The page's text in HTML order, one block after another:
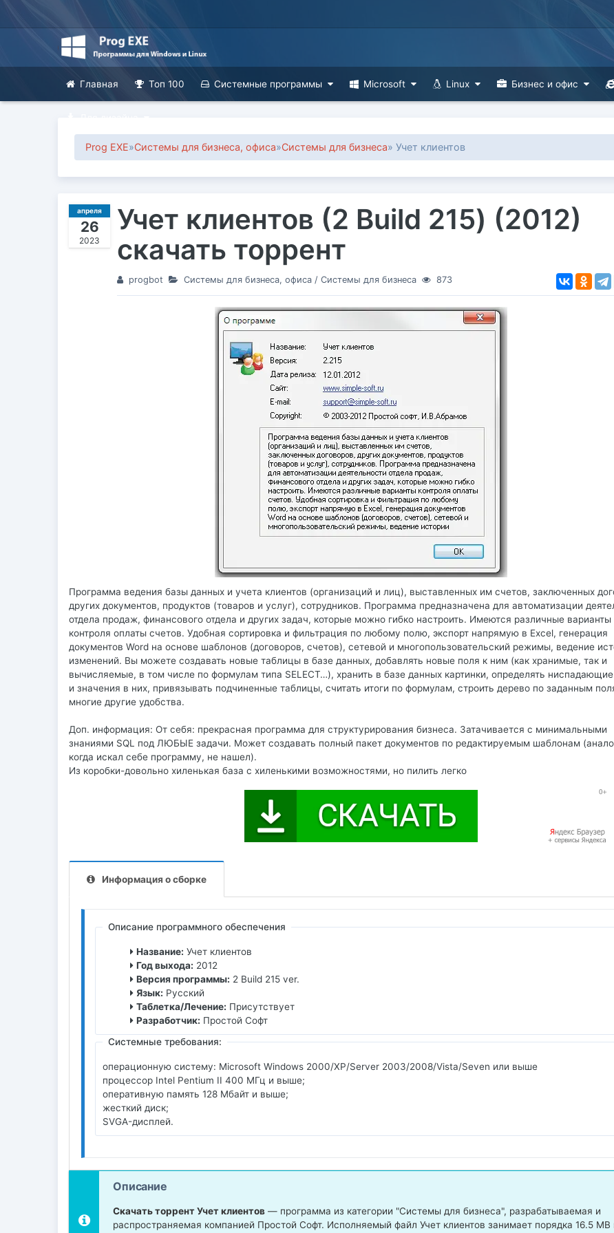
Главная Топ 100 Системные программы Microsoft Linux Бизнес и офис
Prog EXE»Системы для бизнеса, офиса»Системы для бизнеса» Учет клиентов
апреля
26
2023
Учет клиентов (2 Build 215) (2012)
скачать торрент
progbot Системы для бизнеса, офиса / Системы для бизнеса 873
Программа ведения базы данных и учета клиентов (организаций и лиц), выставленных им счетов, заключенных
других документов, продуктов (товаров и услуг), сотрудников. Программа предназначена для автоматизации
отдела продаж, финансового отдела и других задач, которые можно гибко настроить. Имеются различные варианты
контроля оплаты счетов. Удобная сортировка и фильтрация по любому полю, экспорт напрямую в Excel, генерация
документов Word на основе шаблонов (договоров, счетов), сетевой и многопользовательский режимы, ведение
изменений. Вы можете создавать новые таблицы в базе данных, добавлять новые поля к ним (как хранимые, так и
вычисляемые, в том числе по формулам типа SELECT…), хранить в базе данных картинки, определять
и значения в них, привязывать подчиненные таблицы, считать итоги по формулам, строить дерево по заданным
многие другие удобства.
Доп. информация: От себя: прекрасная программа для структурирования бизнеса. Затачивается с минимальными
знаниями SQL под ЛЮБЫЕ задачи. Может создавать полный пакет документов по редактируемым шаблонам
когда искал себе программу, не нашел).
Из коробки-довольно хиленькая база с хиленькими возможностями, но пилить легко
Информация о сборке
Описание программного обеспечения
Название: Учет клиентов
Год выхода: 2012
Версия программы: 2 Build 215 ver.
Язык: Русский
Таблетка/Лечение: Присутствует
Разработчик: Простой Софт
Системные требования:
операционную систему: Microsoft Windows 2000/XP/Server 2003/2008/Vista/Seven или выше
процессор Intel Pentium II 400 MГц и выше;
оперативную память 128 Мбайт и выше;
жесткий диск;
SVGA-дисплей.
Описание
Скачать торрент Учет клиентов — программа из категории "Системы для бизнеса", разрабатываемая и
распространяемая компанией Простой Софт. Исполняемый файл Учет клиентов занимает порядка 16.5 MB